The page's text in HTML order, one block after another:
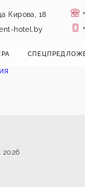
Кирова, 18
hotel.by
2026